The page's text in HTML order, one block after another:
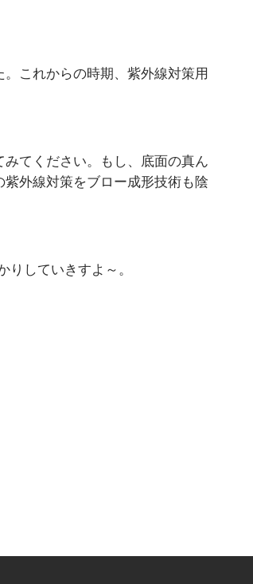
これからの時期、紫外線対策用
てください。もし、底面の真ん
外線対策をブロー成形技術も陰
していきすよ～。